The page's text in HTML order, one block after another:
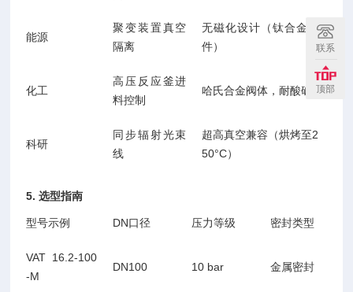
能源
聚变装置真空
隔离
无磁化设计（钛合金组
件）
化工
高压反应釜进
料控制
哈氏合金阀体，耐酸碱
科研
同步辐射光束
线
超高真空兼容（烘烤至2
50°C）
5. 选型指南
型号示例 DN口径 压力等级 密封类型
VAT 16.2-100
-M
DN100 10 bar 金属密封
联系
顶部